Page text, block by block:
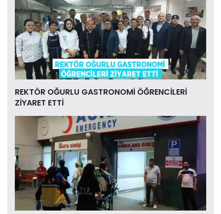
REKTÖR OĞURLU GASTRONOMİ ÖĞRENCİLERİ
ZİYARET ETTİ